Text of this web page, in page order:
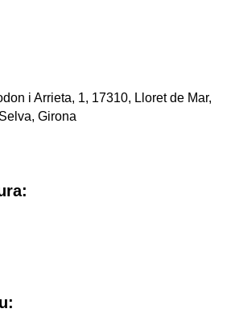
i Arrieta, 1, 17310, Lloret de Mar,
Girona